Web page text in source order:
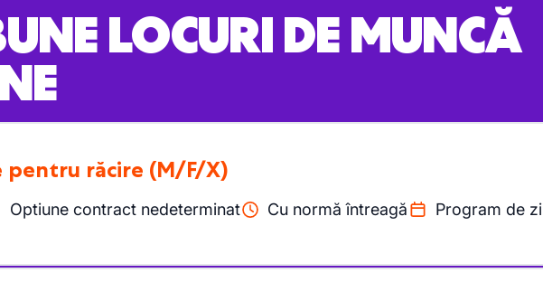
LOCURI DE MUNCĂ
pentru răcire (M/F/X)
Optiune contract nedeterminat Cu normă întreagă Program de zi